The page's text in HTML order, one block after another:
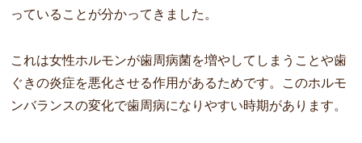
っていることが分かってきました。
これは女性ホルモンが歯周病菌を増やしてしまうことや歯
ぐきの炎症を悪化させる作用があるためです。このホルモ
ンバランスの変化で歯周病になりやすい時期があります。